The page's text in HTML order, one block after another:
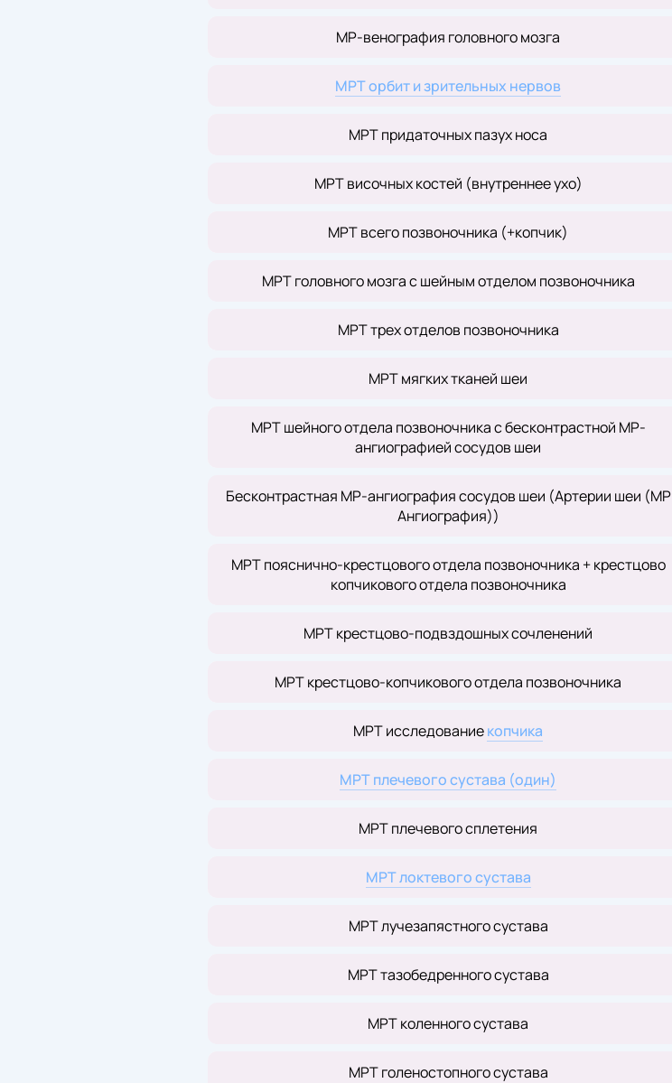
МР-венография головного мозга
МРТ орбит и зрительных нервов
МРТ придаточных пазух носа
МРТ височных костей (внутреннее ухо)
МРТ всего позвоночника (+копчик)
МРТ головного мозга с шейным отделом позвоночника
МРТ трех отделов позвоночника
МРТ мягких тканей шеи
МРТ шейного отдела позвоночника с бесконтрастной МР-
ангиографией сосудов шеи
Бесконтрастная МР-ангиография сосудов шеи (Артерии шеи (МР
Ангиография))
МРТ пояснично-крестцового отдела позвоночника + крестцово
копчикового отдела позвоночника
МРТ крестцово-подвздошных сочленений
МРТ крестцово-копчикового отдела позвоночника
МРТ исследованиекопчика
МРТ плечевого сустава (один)
МРТ плечевого сплетения
МРТ локтевого сустава
МРТ лучезапястного сустава
МРТ тазобедренного сустава
МРТ коленного сустава
МРТ голеностопного сустава